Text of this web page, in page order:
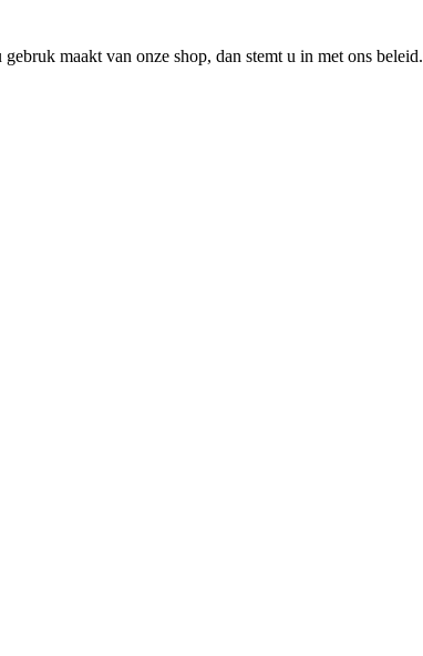
maakt van onze shop, dan stemt u in met ons beleid.